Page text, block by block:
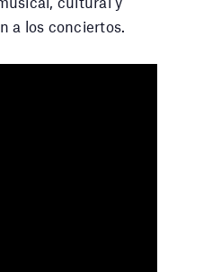
a los conciertos.